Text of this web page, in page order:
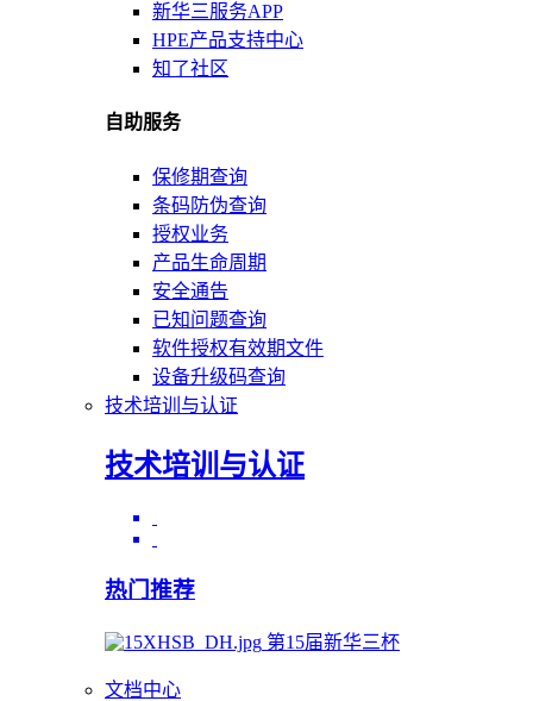
新华三服务APP
HPE产品支持中心
知了社区
自助服务
保修期查询
条码防伪查询
授权业务
产品生命周期
安全通告
已知问题查询
软件授权有效期文件
设备升级码查询
技术培训与认证
技术培训与认证
热门推荐
第15届新华三杯
文档中心